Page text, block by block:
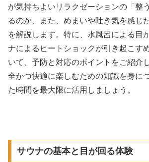
が気持ちよいリラクゼーションの「整
るのか、また、めまいや吐き気を感じ
を解説します。特に、水風呂による目
ナによるヒートショックが引き起こす
いて、予防と対応のポイントをご紹介
全かつ快適に楽しむための知識を身に
た時間を最大限に活用しましょう。
サウナの基本と目が回る体験